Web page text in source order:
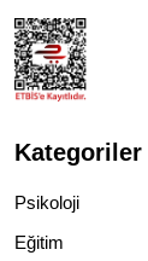
Kategoriler
Psikoloji
Eğitim